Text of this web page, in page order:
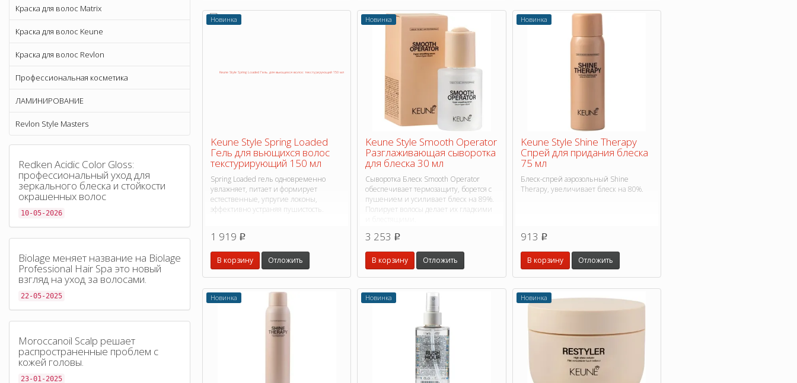
Краска для волос Matrix
Краска для волос Keune
Краска для волос Revlon
Профессиональная косметика
ЛАМИНИРОВАНИЕ
Revlon Style Masters
Redken Acidic Color Gloss:
профессиональный уход для
зеркального блеска и стойкости
окрашенных волос
10-05-2026
Biolage меняет название на Biolage
Professional Hair Spa это новый
взгляд на уход за волосами.
22-05-2025
Moroccanoil Scalp решает
распространенные проблем с
кожей головы.
23-01-2025
Новинка
Keune Style Spring Loaded
Гель для вьющихся волос
текстурирующий 150 мл
Spring Loaded гель одновременно
увлажняет, питает и формирует
естественные, упругие локоны,
эффективно устраняя пушистость.
1 919 p
В корзину Отложить
Новинка
Keune Style Smooth Operator
Разглаживающая сыворотка
для блеска 30 мл
Сыворотка Блеск Smooth Operator
обеспечивает термозащиту, борется с
пушением и усиливает блеск на 89%.
Полирует волосы делает их гладкими
3 253 p
В корзину Отложить
Новинка
Keune Style Shine Therapy
Спрей для придания блеска
75 мл
Блеск-спрей аэрозольный Shine
Therapy, увеличивает блеск на 80%.
913 p
В корзину Отложить
Новинка Новинка Новинка